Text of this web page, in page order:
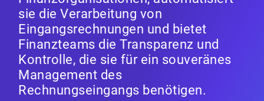
sie die Verarbeitung von
Eingangsrechnungen und bietet
Finanzteams die Transparenz und
Kontrolle, die sie für ein souveränes
Management des
Rechnungseingangs benötigen.